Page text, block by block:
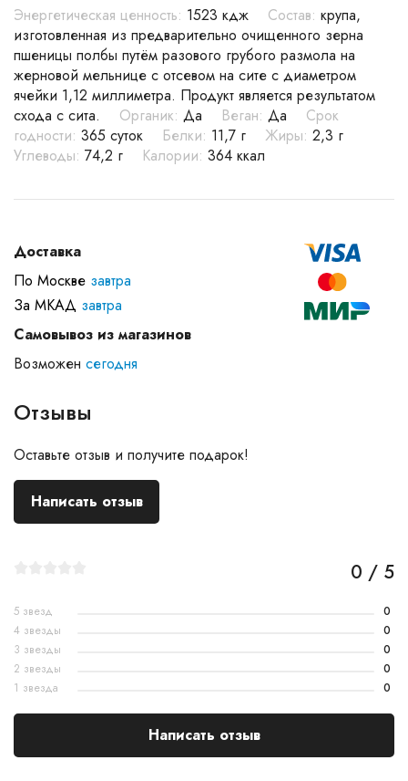
Энергетическая ценность: 1523 кдж Состав: крупа,
изготовленная из предварительно очищенного зерна
пшеницы полбы путём разового грубого размола на
жерновой мельнице с отсевом на сите с диаметром
ячейки 1,12 миллиметра. Продукт является результатом
схода с сита.
Органик: Да Веган: Да
Срок
годности: 365 суток Белки: 11,7 г Жиры: 2,3 г
Углеводы: 74,2 г Калории: 364 ккал
Доставка
По Москве завтра
За МКАД завтра
Самовывоз из магазинов
Возможен сегодня
Отзывы
Оставьте отзыв и получите подарок!
Написать отзыв
0 / 5
5 звезд
0
4 звезды
0
3 звезды
0
2 звезды
0
1 звезда
0
Написать отзыв